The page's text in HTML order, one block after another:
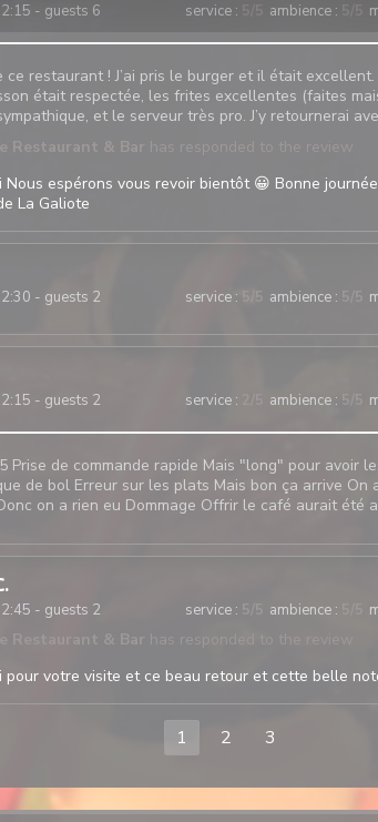
- guests 6 service : /5 ambience : 5 /5
ce restaurant ! J’ai pris le burger et il était
était respectée, les frites excellentes (faites
et le serveur très pro. J’y retournerai
Restaurant & Bar has responded to the review
Nous espérons vous revoir bientôt 😀 Bonne
La Galiote
- guests 2 service : /5 ambience :
- guests 2 service : ambience : 5
Prise de commande rapide Mais "long" pour avoir
de bol Erreur sur les plats Mais bon ça arrive On
on a rien eu Dommage Offrir le café aurait été
- guests 2 service : 5 ambience :
Restaurant & Bar has responded to the review
pour votre visite et ce beau retour et cette belle
1 2 3